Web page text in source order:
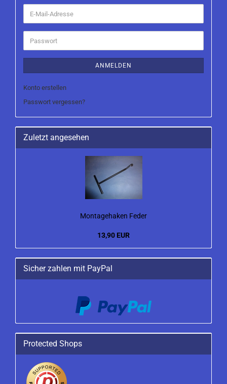
E-
Mail-
Adresse
Passwort
ANMELDEN
Konto erstellen
Passwort vergessen?
Zuletzt angesehen
Montagehaken Feder
13,90 EUR
Sicher zahlen mit PayPal
Protected Shops